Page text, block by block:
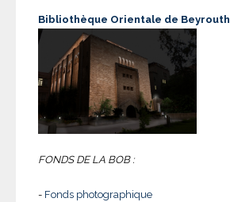
Bibliothèque Orientale de Beyrouth
FONDS DE LA BOB :
- Fonds photographique